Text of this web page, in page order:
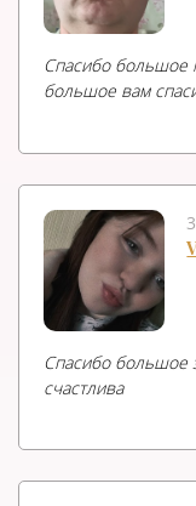
Спасибо большое
большое вам
Спасибо большое
счастлива